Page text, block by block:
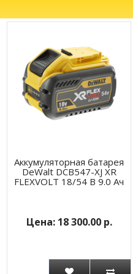
Аккумуляторная батарея
DeWalt DCB547-XJ XR
FLEXVOLT 18/54 В 9.0 Ач
18 300.00 р.